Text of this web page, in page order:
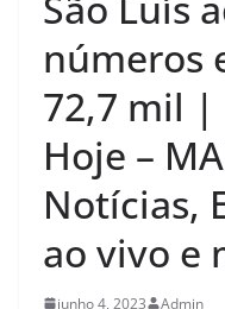
números
72,7 mil |
Hoje –
Notícias,
ao vivo e
junho 4, 2023 Admin